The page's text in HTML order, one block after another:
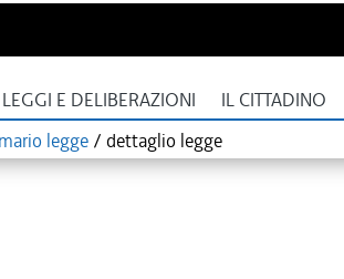
LEGGI E DELIBERAZIONI IL CITTADINO
legge / dettaglio legge